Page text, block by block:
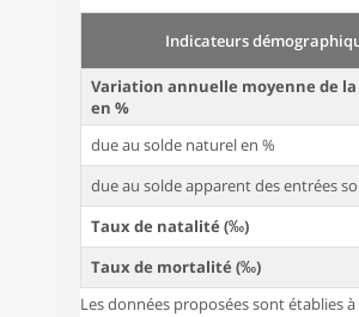
Indicateurs
Variation annuelle moyenne de
en %
due au solde naturel en %
due au solde apparent des entrées
Taux de natalité (‰)
Taux de mortalité (‰)
Les données proposées sont établies